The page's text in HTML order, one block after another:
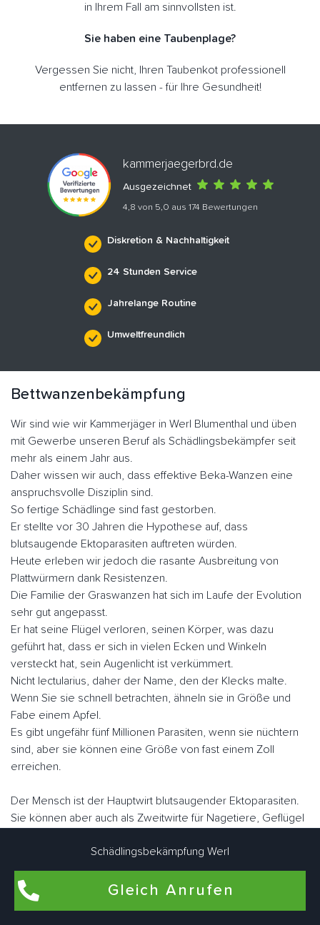
in Ihrem Fall am sinnvollsten ist.
Sie haben eine Taubenplage?
Vergessen Sie nicht, Ihren Taubenkot professionell
entfernen zu lassen - für Ihre Gesundheit!
kammerjaegerbrd.de
Ausgezeichnet
4,8 von 5,0 aus 174 Bewertungen
Diskretion & Nachhaltigkeit
24 Stunden Service
Jahrelange Routine
Umweltfreundlich
Bettwanzenbekämpfung
Wir sind wie wir Kammerjäger in Werl Blumenthal und üben
mit Gewerbe unseren Beruf als Schädlingsbekämpfer seit
mehr als einem Jahr aus.
Daher wissen wir auch, dass effektive Beka-Wanzen eine
anspruchsvolle Disziplin sind.
So fertige Schädlinge sind fast gestorben.
Er stellte vor 30 Jahren die Hypothese auf, dass
blutsaugende Ektoparasiten auftreten würden.
Heute erleben wir jedoch die rasante Ausbreitung von
Plattwürmern dank Resistenzen.
Die Familie der Graswanzen hat sich im Laufe der Evolution
sehr gut angepasst.
Er hat seine Flügel verloren, seinen Körper, was dazu
geführt hat, dass er sich in vielen Ecken und Winkeln
versteckt hat, sein Augenlicht ist verkümmert.
Nicht lectularius, daher der Name, den der Klecks malte.
Wenn Sie sie schnell betrachten, ähneln sie in Größe und
Fabe einem Apfel.
Es gibt ungefähr fünf Millionen Parasiten, wenn sie nüchtern
sind, aber sie können eine Größe von fast einem Zoll
erreichen.
Der Mensch ist der Hauptwirt blutsaugender Ektoparasiten.
Sie können aber auch als Zweitwirte für Nagetiere, Geflügel
Im Gegensatz zu vielen anderen Schädlingen können sie
fliegen.
Sie "laufen" jedoch sehr schnell. Werl Blumenthaler
Schädlingsbekämpfungsexperten arbeiten eng zusammen,
Schädlingsbekämpfung Werl
Gleich Anrufen